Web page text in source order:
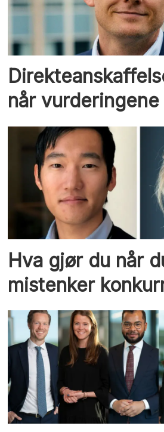
når
Hva gjør du når
mistenker